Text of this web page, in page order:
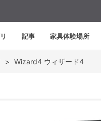
記事 家具体験場所
> Wizard4 ウィザード4